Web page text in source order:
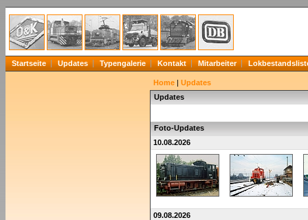
Startseite Updates Typengalerie Kontakt Mitarbeiter
Home | Updates
Updates
Foto-Updates
10.08.2026
09.08.2026